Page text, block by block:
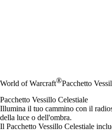
World of Warcraft®Pacchetto
Pacchetto Vessillo Celestiale
Illumina il tuo cammino con il
della luce o dell'ombra.
Il Pacchetto Vessillo Celestiale